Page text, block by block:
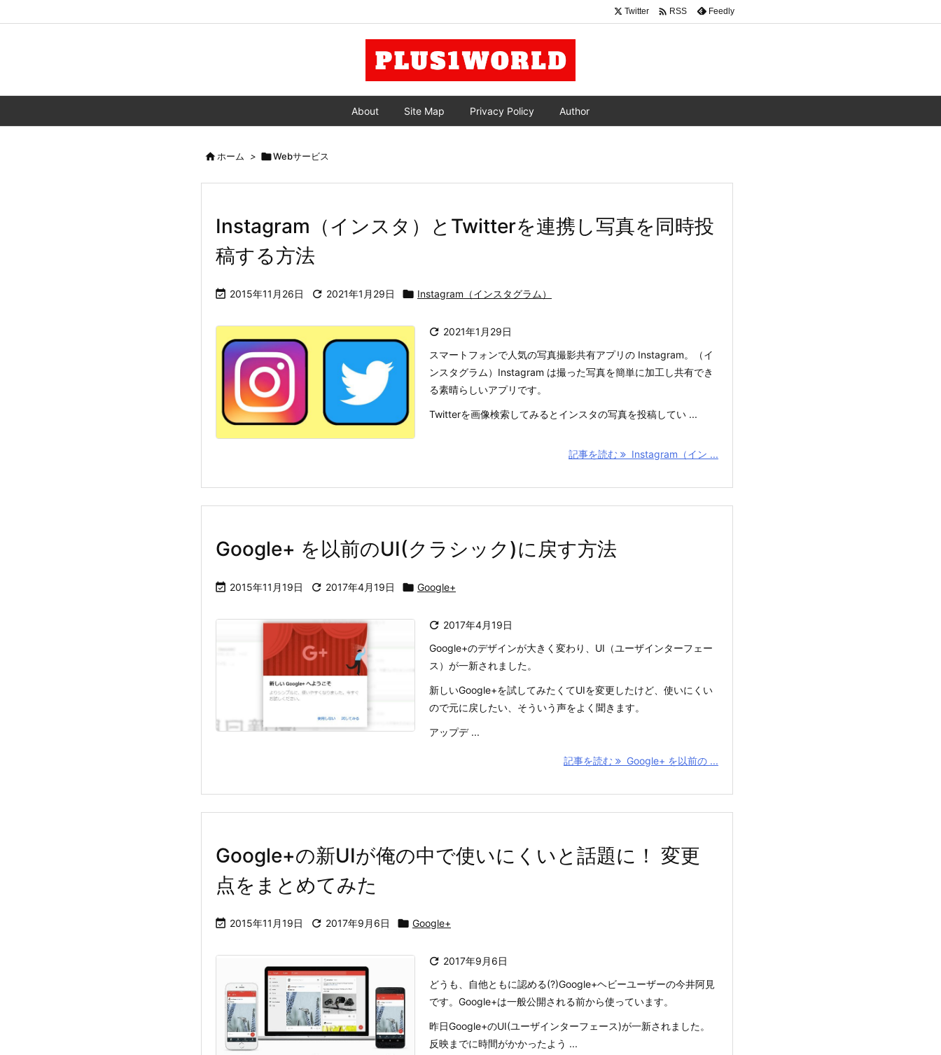
About Site Map Privacy Policy Author
Twitter  RSS Feedly
ホーム > Webサービス
Instagram（インスタ）とTwitterを連携し写真を同時投
稿する方法
 2015年11月26日  2021年1月29日  Instagram（インスタグラム）
 2021年1月29日
スマートフォンで人気の写真撮影共有アプリの Instagram。（イ
ンスタグラム）Instagram は撮った写真を簡単に加工し共有でき
る素晴らしいアプリです。
Twitterを画像検索してみるとインスタの写真を投稿してい ...
記事を読む Instagram（イン ...
Google+ を以前のUI(クラシック)に戻す方法
 2015年11月19日  2017年4月19日  Google+
 2017年4月19日
Google+のデザインが大きく変わり、UI（ユーザインターフェー
ス）が一新されました。
新しいGoogle+を試してみたくてUIを変更したけど、使いにくい
ので元に戻したい、そういう声をよく聞きます。
アップデ ...
記事を読む Google+ を以前の ...
Google+の新UIが俺の中で使いにくいと話題に！ 変更
点をまとめてみた
 2015年11月19日  2017年9月6日  Google+
 2017年9月6日
どうも、自他ともに認める(?)Google+ヘビーユーザーの今井阿見
です。Google+は一般公開される前から使っています。
昨日Google+のUI(ユーザインターフェース)が一新されました。
反映までに時間がかかったよう ...